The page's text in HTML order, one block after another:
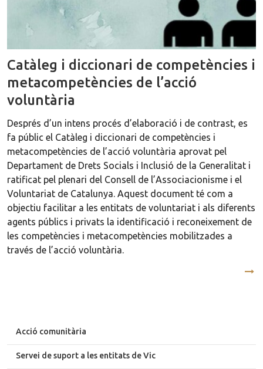
Catàleg i diccionari de competències i
metacompetències de l’acció
voluntària
Després d’un intens procés d’elaboració i de contrast, es
fa públic el Catàleg i diccionari de competències i
metacompetències de l’acció voluntària aprovat pel
Departament de Drets Socials i Inclusió de la Generalitat i
ratificat pel plenari del Consell de l’Associacionisme i el
Voluntariat de Catalunya. Aquest document té com a
objectiu facilitar a les entitats de voluntariat i als diferents
agents públics i privats la identificació i reconeixement de
les competències i metacompetències mobilitzades a
través de l’acció voluntària.
Acció comunitària
Servei de suport a les entitats de Vic